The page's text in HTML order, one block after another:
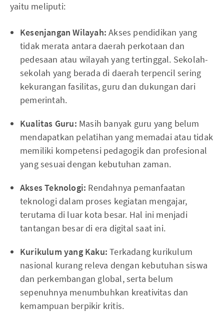
yaitu meliputi:
Kesenjangan Wilayah:Akses pendidikan yang
tidak merata antara daerah perkotaan dan
pedesaan atau wilayah yang tertinggal. Sekolah-
sekolah yang berada di daerah terpencil sering
kekurangan fasilitas, guru dan dukungan dari
pemerintah.
Kualitas Guru: Masih banyak guru yang belum
mendapatkan pelatihan yang memadai atau tidak
memiliki kompetensi pedagogik dan profesional
yang sesuai dengan kebutuhan zaman.
Akses Teknologi: Rendahnya pemanfaatan
teknologi dalam proses kegiatan mengajar,
terutama di luar kota besar. Hal ini menjadi
tantangan besar di era digital saat ini.
Kurikulum yang Kaku:Terkadang kurikulum
nasional kurang releva dengan kebutuhan siswa
dan perkembangan global, serta belum
sepenuhnya menumbuhkan kreativitas dan
kemampuan berpikir kritis.